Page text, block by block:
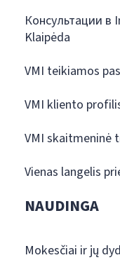
Консультации в
Klaipėda
VMI teikiamos
VMI kliento
VMI skaitmeninė
Vienas langelis
NAUDINGA
Mokesčiai ir jų